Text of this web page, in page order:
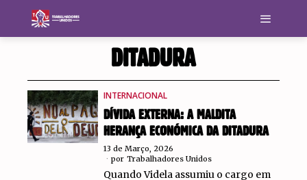
DITADURA
INTERNACIONAL
DÍVIDA EXTERNA: A MALDITA
HERANÇA ECONÓMICA DA DITADURA
13 de Março, 2026
por Trabalhadores Unidos
Quando Videla assumiu o cargo em